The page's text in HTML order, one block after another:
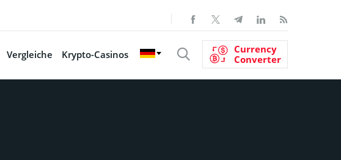
Vergleiche Krypto-Casinos
Currency
Converter